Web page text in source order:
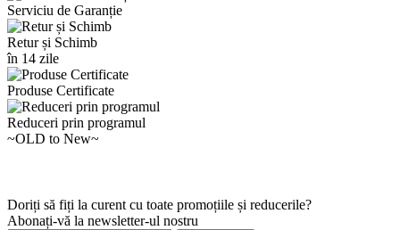
Serviciu de Garanție
Retur și Schimb
în 14 zile
Produse Certificate
Reduceri prin programul
~OLD to New~
Doriți să fiți la curent cu toate promoțiile și reducerile?
Abonați-vă la newsletter-ul nostru